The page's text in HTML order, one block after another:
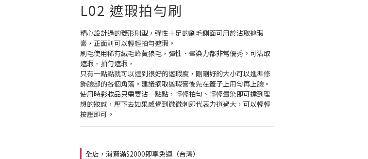
L02 遮瑕拍勻刷
精心設計過的菱形刷型，彈性十足的刷毛側面可用於沾取遮瑕
膏，正面則可以輕輕拍勻遮瑕。
刷毛使用稀有絨毛峰黃狼毛，彈性、暈染力都非常優秀。可沾取
遮瑕、拍勻遮瑕，
只有一點點就可以達到很好的遮瑕度，剛剛好的大小可以進準修
飾臉部的各個角落。建議摘取遮瑕膏後先在蓋子上用勻再上臉。
使用時彩妝品只需要沾一點點，輕輕拍勻、輕輕暈染即可達到理
想的妝感，壓下去如果感覺到微微刺即代表力道過大，可以輕輕
按壓即可。
全店，消費滿$2000即享免運（台灣）